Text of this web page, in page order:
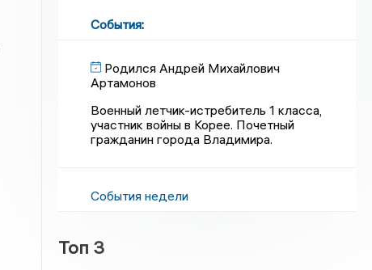
События:
Родился Андрей Михайлович
Артамонов
Военный летчик-истребитель 1 класса,
участник войны в Корее. Почетный
гражданин города Владимира.
События недели
Топ 3